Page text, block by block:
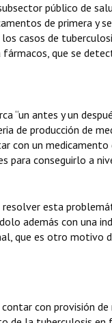
público de
de primera y
casos de
que se
“un antes y un
de producción de
con un medicamento
para conseguirlo a
resolver esta
además con una
que es otro motivo
con provisión